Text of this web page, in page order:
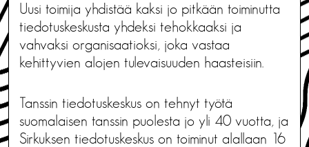
Uusi toimija yhdistää kaksi jo pitkään toiminutta
tiedotuskeskusta yhdeksi tehokkaaksi ja
vahvaksi organisaatioksi, joka vastaa
kehittyvien alojen tulevaisuuden haasteisiin.
Tanssin tiedotuskeskus on tehnyt työtä
suomalaisen tanssin puolesta jo yli 40 vuotta, ja
Sirkuksen tiedotuskeskus on toiminut alallaan 16